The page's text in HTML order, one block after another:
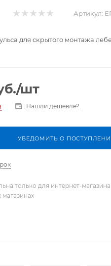
Артикул:
для скрытого монтажа
/шт
Нашли дешевле?
УВЕДОМИТЬ О
только для интернет-
магазинах